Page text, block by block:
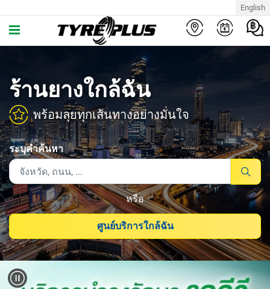
English
ร้านยางใกล้ฉัน
พร้อมลุยทุกเส้นทางอย่างมั่นใจ
ระบุคำค้นหา
หรือ
ศูนย์บริการใกล้ฉัน